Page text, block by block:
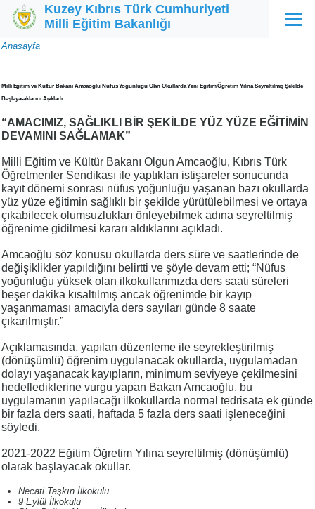
Ana içeriğe atla
Kuzey Kıbrıs Türk Cumhuriyeti
Milli Eğitim Bakanlığı
Menü
Sayfa
Anasayfa
Milli Eğitim ve Kültür Bakanı Amcaoğlu Nüfus Yoğunluğu Olan Okullarda Yeni Eğitim Öğretim Yılına Seyreltilmiş Şekilde
Başlayacaklarını Açıkladı.
“AMACIMIZ, SAĞLIKLI BİR ŞEKİLDE YÜZ YÜZE EĞİTİMİN
DEVAMINI SAĞLAMAK”
Milli Eğitim ve Kültür Bakanı Olgun Amcaoğlu, Kıbrıs Türk
Öğretmenler Sendikası ile yaptıkları istişareler sonucunda
kayıt dönemi sonrası nüfus yoğunluğu yaşanan bazı okullarda
yüz yüze eğitimin sağlıklı bir şekilde yürütülebilmesi ve ortaya
çıkabilecek olumsuzlukları önleyebilmek adına seyreltilmiş
öğrenime gidilmesi kararı aldıklarını açıkladı.
Amcaoğlu söz konusu okullarda ders süre ve saatlerinde de
değişiklikler yapıldığını belirtti ve şöyle devam etti; “Nüfus
yoğunluğu yüksek olan ilkokullarımızda ders saati süreleri
beşer dakika kısaltılmış ancak öğrenimde bir kayıp
yaşanmaması amacıyla ders sayıları günde 8 saate
çıkarılmıştır.”
Açıklamasında, yapılan düzenleme ile seyrekleştirilmiş
(dönüşümlü) öğrenim uygulanacak okullarda, uygulamadan
dolayı yaşanacak kayıpların, minimum seviyeye çekilmesini
hedeflediklerine vurgu yapan Bakan Amcaoğlu, bu
uygulamanın yapılacağı ilkokullarda normal tedrisata ek günde
bir fazla ders saati, haftada 5 fazla ders saati işleneceğini
söyledi.
2021-2022 Eğitim Öğretim Yılına seyreltilmiş (dönüşümlü)
olarak başlayacak okullar.
Necati Taşkın İlkokulu
9 Eylül İlkokulu